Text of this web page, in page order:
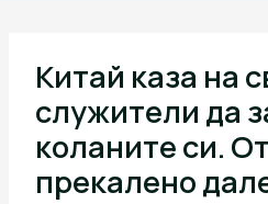
Китай каза на
служители да
коланите си.
прекалено